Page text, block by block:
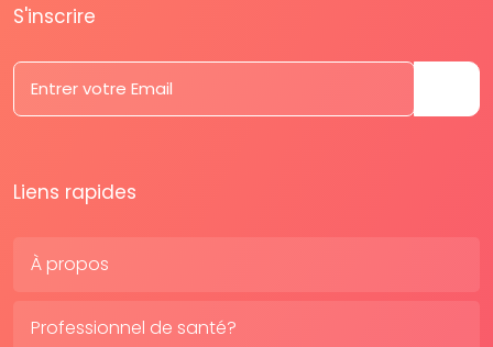
S'inscrire
Liens rapides
À propos
Professionnel de santé?